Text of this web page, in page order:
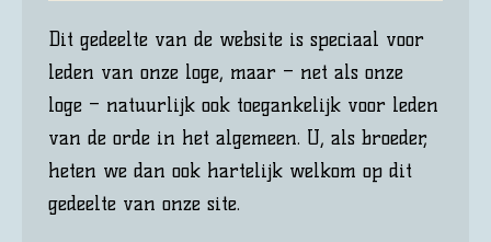
​Dit gedeelte van de website is speciaal voor
leden van onze loge, maar – net als onze
loge – natuurlijk ook toegankelijk voor leden
van de orde in het algemeen. U, als broeder,
heten we dan ook hartelijk welkom op dit
gedeelte van onze site.